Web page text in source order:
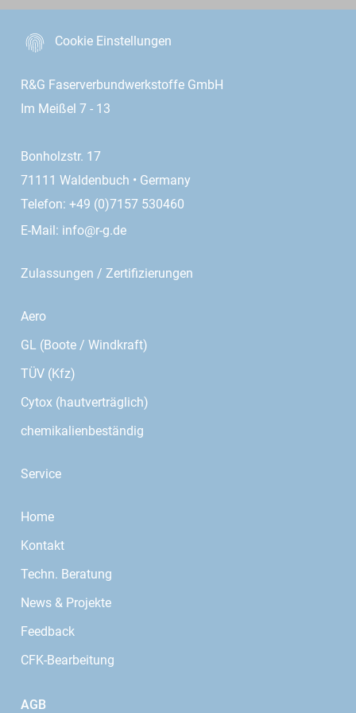
Cookie Einstellungen
R&G Faserverbundwerkstoffe GmbH
Im Meißel 7 - 13
Bonholzstr. 17
71111 Waldenbuch • Germany
Telefon: +49 (0)7157 530460
E-Mail: info@r-g.de
Zulassungen / Zertifizierungen
Aero
GL (Boote / Windkraft)
TÜV (Kfz)
Cytox (hautverträglich)
chemikalienbeständig
Service
Home
Kontakt
Techn. Beratung
News & Projekte
Feedback
CFK-Bearbeitung
AGB